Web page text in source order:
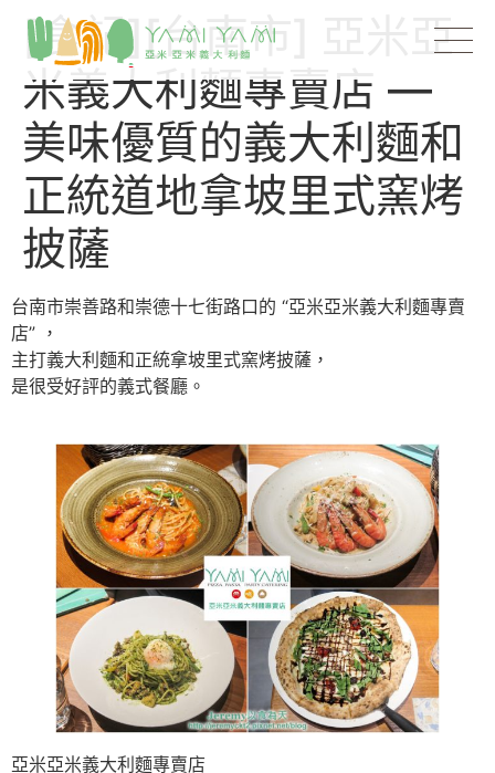
[食記][台南市] 亞米亞
米義大利麵專賣店 —
美味優質的義大利麵和
正統道地拿坡里式窯烤
披薩
台南市崇善路和崇德十七街路口的 “亞米亞米義大利麵專賣
店” ，
主打義大利麵和正統拿坡里式窯烤披薩，
是很受好評的義式餐廳。
亞米亞米義大利麵專賣店